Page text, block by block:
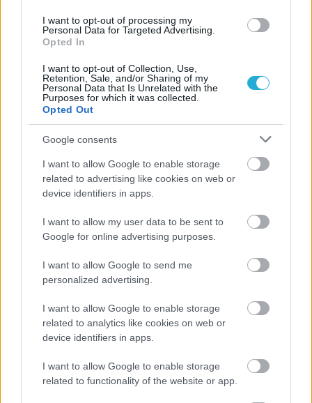
I want to opt-out of processing my
Personal Data for Targeted Advertising.
Opted In
I want to opt-out of Collection, Use,
Retention, Sale, and/or Sharing of my
Personal Data that Is Unrelated with the
Purposes for which it was collected.
Opted Out
Google consents
I want to allow Google to enable storage
related to advertising like cookies on web or
device identifiers in apps.
I want to allow my user data to be sent to
Google for online advertising purposes.
I want to allow Google to send me
personalized advertising.
I want to allow Google to enable storage
related to analytics like cookies on web or
device identifiers in apps.
I want to allow Google to enable storage
related to functionality of the website or app.
Aκολουθήστε μας
παντού…